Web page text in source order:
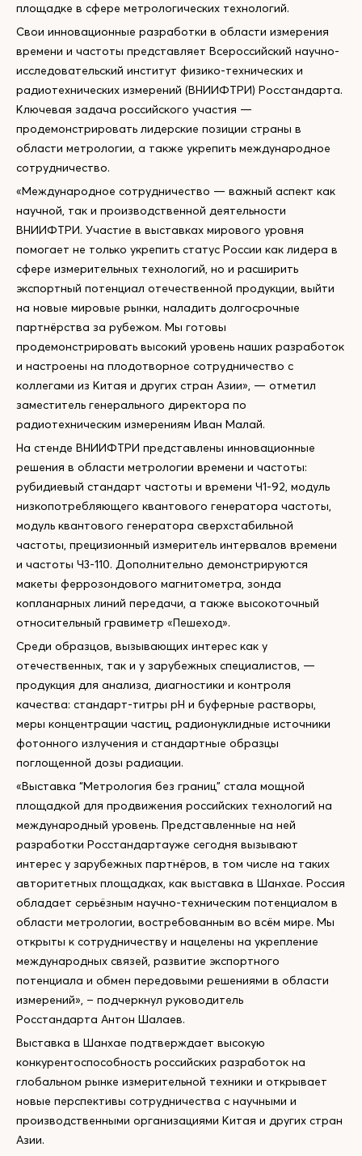
площадке в сфере метрологических технологий.
Свои инновационные разработки в области измерения
времени и частоты представляет Всероссийский научно-
исследовательский институт физико-технических и
радиотехнических измерений (ВНИИФТРИ) Росстандарта.
Ключевая задача российского участия —
продемонстрировать лидерские позиции страны в
области метрологии, а также укрепить международное
сотрудничество.
«Международное сотрудничество — важный аспект как
научной, так и производственной деятельности
ВНИИФТРИ. Участие в выставках мирового уровня
помогает не только укрепить статус России как лидера в
сфере измерительных технологий, но и расширить
экспортный потенциал отечественной продукции, выйти
на новые мировые рынки, наладить долгосрочные
партнёрства за рубежом. Мы готовы
продемонстрировать высокий уровень наших разработок
и настроены на плодотворное сотрудничество с
коллегами из Китая и других стран Азии», — отметил
заместитель генерального директора по
радиотехническим измерениям Иван Малай.
На стенде ВНИИФТРИ представлены инновационные
решения в области метрологии времени и частоты:
рубидиевый стандарт частоты и времени Ч1-92, модуль
низкопотребляющего квантового генератора частоты,
модуль квантового генератора сверхстабильной
частоты, прецизионный измеритель интервалов времени
и частоты Ч3-110. Дополнительно демонстрируются
макеты феррозондового магнитометра, зонда
копланарных линий передачи, а также высокоточный
относительный гравиметр «Пешеход».
Среди образцов, вызывающих интерес как у
отечественных, так и у зарубежных специалистов, —
продукция для анализа, диагностики и контроля
качества: стандарт-титры pH и буферные растворы,
меры концентрации частиц, радионуклидные источники
фотонного излучения и стандартные образцы
поглощенной дозы радиации.
«Выставка “Метрология без границ” стала мощной
площадкой для продвижения российских технологий на
международный уровень. Представленные на ней
разработки Росстандартауже сегодня вызывают
интерес у зарубежных партнёров, в том числе на таких
авторитетных площадках, как выставка в Шанхае. Россия
обладает серьёзным научно-техническим потенциалом в
области метрологии, востребованным во всём мире. Мы
открыты к сотрудничеству и нацелены на укрепление
международных связей, развитие экспортного
потенциала и обмен передовыми решениями в области
измерений», – подчеркнул руководитель
Росстандарта Антон Шалаев.
Выставка в Шанхае подтверждает высокую
конкурентоспособность российских разработок на
глобальном рынке измерительной техники и открывает
новые перспективы сотрудничества с научными и
производственными организациями Китая и других стран
Азии.